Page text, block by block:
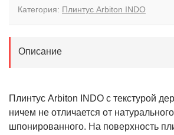
Категория: Плинтус Arbiton INDO
Описание
Плинтус Arbiton INDO с текстурой
ничем не отличается от
шпонированного. На поверхность